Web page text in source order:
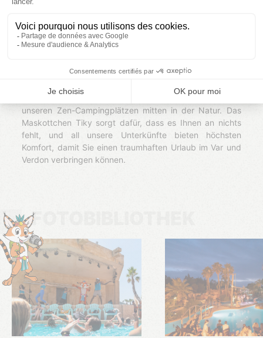
Sind Sie bereit für einen unvergesslichen Aufenthalt? Die
Campingplätze der Tikayan-Gruppe heißen Sie herzlich
willkommen zu außergewöhnlichen Ferien direkt am
erster Stelle, daher bieten wir Ihnen das Beste eines 4-
Pool und Animationen für die ganze Familie sowie in
unseren Zen-Campingplätzen mitten in der Natur. Das
Maskottchen Tiky sorgt dafür, dass es Ihnen an nichts
fehlt, und all unsere Unterkünfte bieten höchsten
Komfort, damit Sie einen traumhaften Urlaub im Var und
Verdon verbringen können.
FOTOBIBLIOTHEK